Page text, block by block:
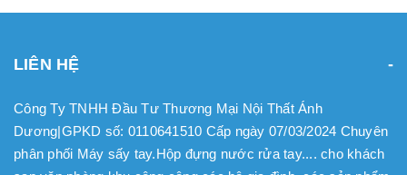
LIÊN HỆ
Công Ty TNHH Đầu Tư Thương Mại Nội Thất Ánh
Dương|GPKD số: 0110641510 Cấp ngày 07/03/2024 Chuyên
phân phối Máy sấy tay.Hộp đựng nước rửa tay.... cho khách